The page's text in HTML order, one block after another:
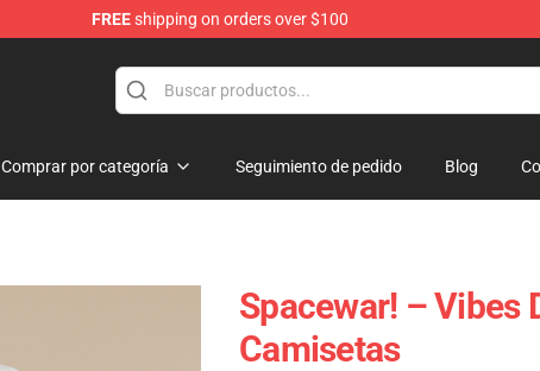
FREEshipping on orders over $100
Comprar por categoría Seguimiento de pedido Blog
Spacewar! – Vibes
Camisetas